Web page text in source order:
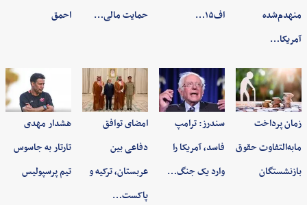
منهدم‌شده
آمریکا…
اف۱۵…
حمایت مالی…
احمق
زمان پرداخت
مابه‌التفاوت حقوق
بازنشستگان
سندرز: ترامپ
فاسد، آمریکا را
وارد یک جنگ…
امضای توافق
دفاعی بین
عربستان، ترکیه و
پاکست…
هشدار مهدی
تارتار به جاسوس
تیم پرسپولیس